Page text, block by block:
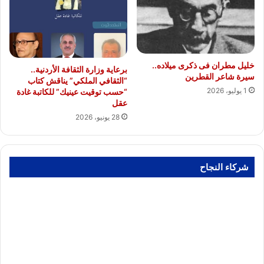
خليل مطران فى ذكرى ميلاده..
سيرة شاعر القطرين
1 يوليو، 2026
برعاية وزارة الثقافة الأردنية..
“الثقافي الملكي” يناقش كتاب
“حسب توقيت عينيك” للكاتبة غادة
عقل
28 يونيو، 2026
شركاء النجاح